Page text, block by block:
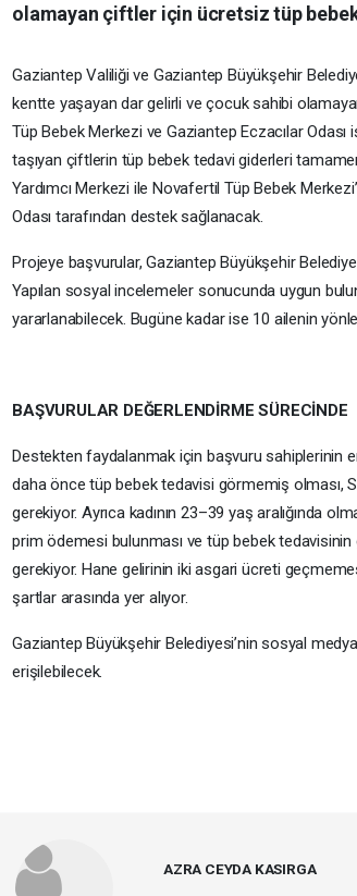
olamayan çiftler için ücretsiz tüp
Gaziantep Valiliği ve Gaziantep Büyükşehir
kentte yaşayan dar gelirli ve çocuk sahibi
Tüp Bebek Merkezi ve Gaziantep Eczacılar
taşıyan çiftlerin tüp bebek tedavi giderleri
Yardımcı Merkezi ile Novafertil Tüp Bebek
Odası tarafından destek sağlanacak.
Projeye başvurular, Gaziantep Büyükşehir
Yapılan sosyal incelemeler sonucunda uygun
yararlanabilecek. Bugüne kadar ise 10 ailenin
BAŞVURULAR DEĞERLENDİRME SÜRECİNDE
Destekten faydalanmak için başvuru sahiplerinin
daha önce tüp bebek tedavisi görmemiş olması,
gerekiyor. Ayrıca kadının 23–39 yaş aralığında
prim ödemesi bulunması ve tüp bebek
gerekiyor. Hane gelirinin iki asgari ücreti
şartlar arasında yer alıyor.
Gaziantep Büyükşehir Belediyesi’nin sosyal
erişilebilecek.
AZRA CEYDA KASIRGA